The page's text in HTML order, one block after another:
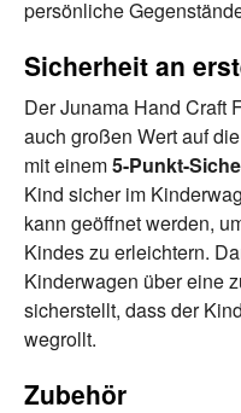
persönliche
Sicherheit an
Der Junama Hand Craft
auch großen Wert auf die
mit einem5-Punkt-
Kind sicher im
kann geöffnet werden,
Kindes zu erleichtern.
Kinderwagen über eine
sicherstellt, dass der
wegrollt.
Zubehör